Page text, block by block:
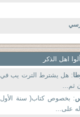
اهل الذكر
: هل يشترط الترت يب في
ثم...
: بخصوص كتاب( سنة الأول
على...